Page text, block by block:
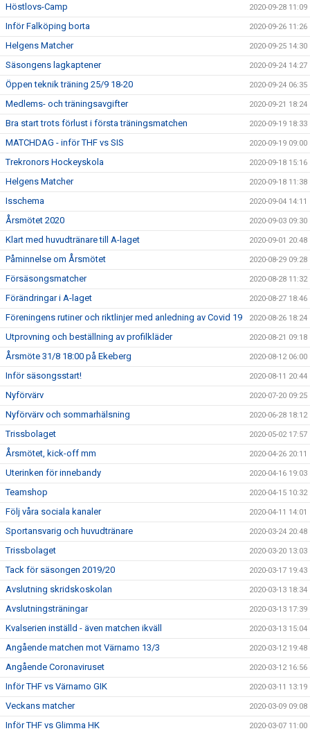
Höstlovs-Camp 2020-09-28 11:09
Inför Falköping borta 2020-09-26 11:26
Helgens Matcher 2020-09-25 14:30
Säsongens lagkaptener 2020-09-24 14:27
Öppen teknik träning 25/9 18-20 2020-09-24 06:35
Medlems- och träningsavgifter 2020-09-21 18:24
Bra start trots förlust i första träningsmatchen 2020-09-19 18:33
MATCHDAG - inför THF vs SIS 2020-09-19 09:00
Trekronors Hockeyskola 2020-09-18 15:16
Helgens Matcher 2020-09-18 11:38
Isschema 2020-09-04 14:11
Årsmötet 2020 2020-09-03 09:30
Klart med huvudtränare till A-laget 2020-09-01 20:48
Påminnelse om Årsmötet 2020-08-29 09:28
Försäsongsmatcher 2020-08-28 11:32
Förändringar i A-laget 2020-08-27 18:46
Föreningens rutiner och riktlinjer med anledning av Covid 19 2020-08-26 18:24
Utprovning och beställning av profilkläder 2020-08-21 09:18
Årsmöte 31/8 18:00 på Ekeberg 2020-08-12 06:00
Inför säsongsstart! 2020-08-11 20:44
Nyförvärv 2020-07-20 09:25
Nyförvärv och sommarhälsning 2020-06-28 18:12
Trissbolaget 2020-05-02 17:57
Årsmötet, kick-off mm 2020-04-26 20:11
Uterinken för innebandy 2020-04-16 19:03
Teamshop 2020-04-15 10:32
Följ våra sociala kanaler 2020-04-11 14:01
Sportansvarig och huvudtränare 2020-03-24 20:48
Trissbolaget 2020-03-20 13:03
Tack för säsongen 2019/20 2020-03-17 19:43
Avslutning skridskoskolan 2020-03-13 18:34
Avslutningsträningar 2020-03-13 17:39
Kvalserien inställd - även matchen ikväll 2020-03-13 15:04
Angående matchen mot Värnamo 13/3 2020-03-12 19:48
Angående Coronaviruset 2020-03-12 16:56
Inför THF vs Värnamo GIK 2020-03-11 13:19
Veckans matcher 2020-03-09 09:08
Inför THF vs Glimma HK 2020-03-07 11:00